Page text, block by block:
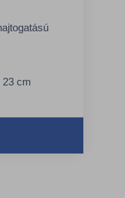
23 cm